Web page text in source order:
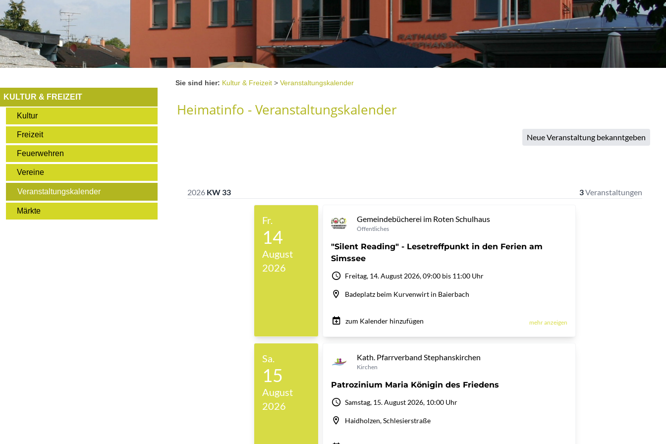
KULTUR & FREIZEIT
Kultur
Freizeit
Feuerwehren
Vereine
Veranstaltungskalender
Märkte
Sie sind hier: Kultur & Freizeit > Veranstaltungskalender
Heimatinfo - Veranstaltungskalender